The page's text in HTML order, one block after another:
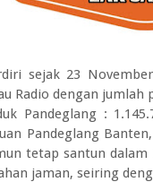
sejak 23
Radio dengan jumlah
Pandeglang :
Pandeglang
tetap santun
jaman, seiring